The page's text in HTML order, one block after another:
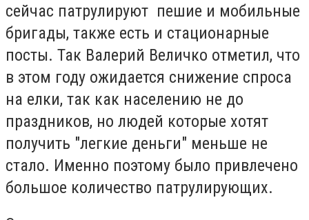
сейчас патрулируют пешие и мобильные
бригады, также есть и стационарные
посты. Так Валерий Величко отметил, что
в этом году ожидается снижение спроса
на елки, так как населению не до
праздников, но людей которые хотят
получить "легкие деньги" меньше не
стало. Именно поэтому было привлечено
большое количество патрулирующих.